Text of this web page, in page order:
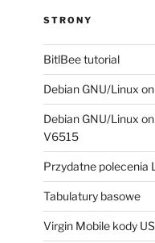
STRONY
BitlBee tutorial
Debian GNU/Linux
Debian GNU/Linux
V6515
Przydatne polecenia
Tabulatury basowe
Virgin Mobile kody